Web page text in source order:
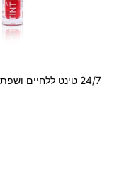
24/7 טינט ללחיים ושפתיים